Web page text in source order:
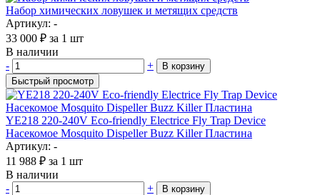
Набор химических ловушек и метящих средств
Артикул: -
33 000 ₽ за 1 шт
В наличии
-
+
В корзину
Быстрый просмотр
YE218 220-240V Eco-friendly Electrice Fly Trap Device
Насекомое Mosquito Dispeller Buzz Killer Пластина
Артикул: -
11 988 ₽ за 1 шт
В наличии
-
+ В корзину